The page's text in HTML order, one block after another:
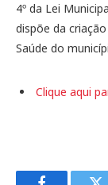
4º da Lei
dispõe da
Saúde do
Clique aqui